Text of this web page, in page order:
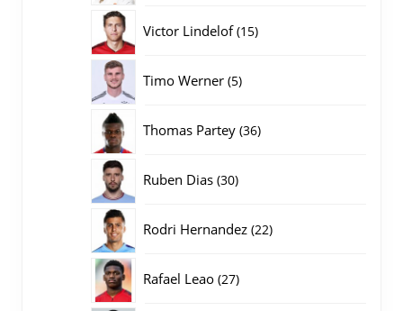
Victor Lindelof 1515
Timo Werner 55
Thomas Partey 3636
Ruben Dias 3030
Rodri Hernandez 2222
Rafael Leao 2727